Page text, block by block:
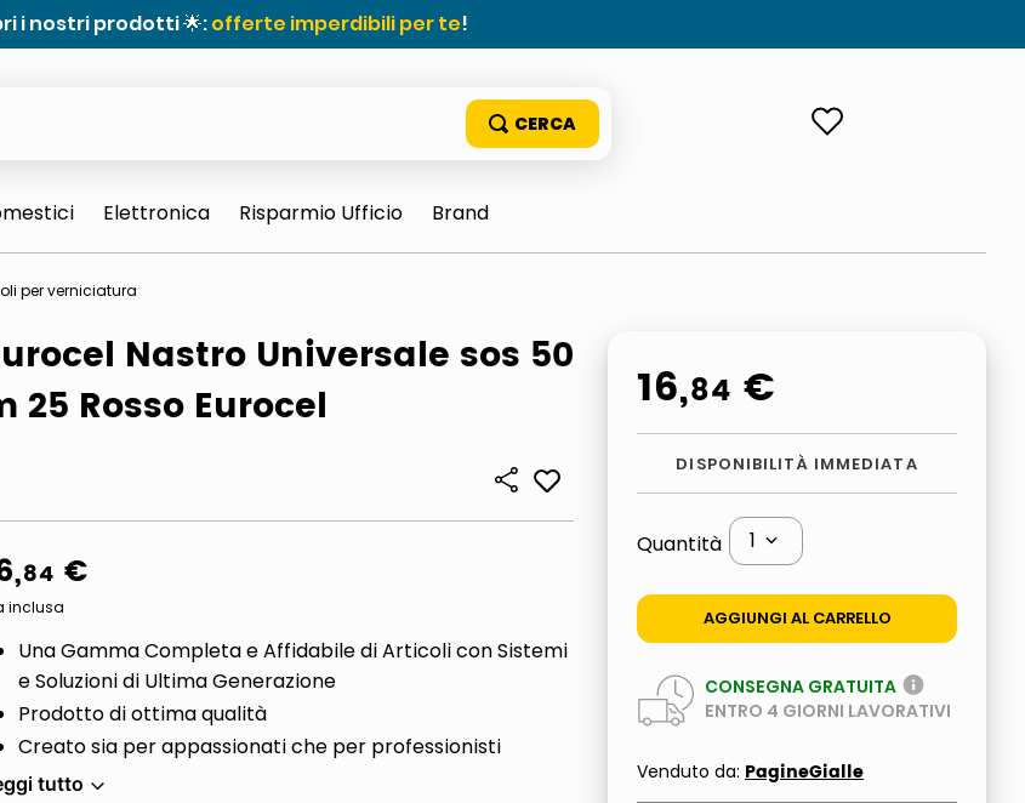
i nostri prodotti 🌟:offerte imperdibili per te!
rotondo sun
Elettronica Risparmio Ufficio Brand
per verniciatura
Nastro Universale sos 50
25 Rosso Eurocel
,84 €
inclusa
Una Gamma Completa e Affidabile di Articoli con Sistemi
e Soluzioni di Ultima Generazione
Prodotto di ottima qualità
Creato sia per appassionati che per professionisti
tutto
16,84 €
DISPONIBILITÀ IMMEDIATA
Quantità 1
AGGIUNGI AL CARRELLO
CONSEGNA GRATUITA
ENTRO 4 GIORNI LAVORATIVI
Venduto da: PagineGialle